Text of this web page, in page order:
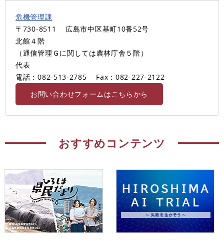
危機管理課
〒730-8511
広島市中区基町10番52号
北館４階
（通信管理Ｇに関しては農林庁舎５階）
代表
電話：082-513-2785
Fax：082-227-2122
お問い合わせフォームはこちらから
おすすめコンテンツ